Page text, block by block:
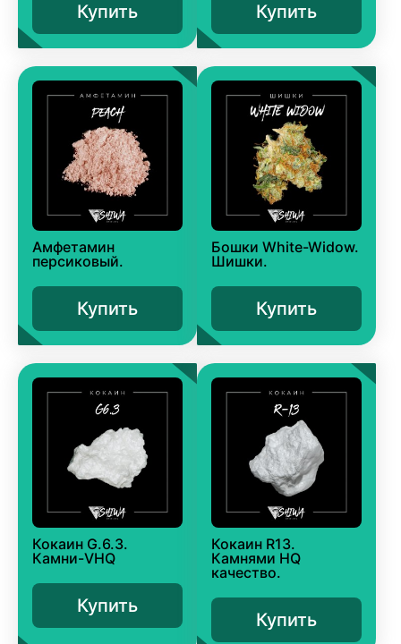
Купить Купить
Амфетамин
персиковый.
Купить
Бошки White-Widow.
Шишки.
Купить
Кокаин G.6.3.
Камни-VHQ
Купить
Кокаин R13.
Камнями HQ
качество.
Купить